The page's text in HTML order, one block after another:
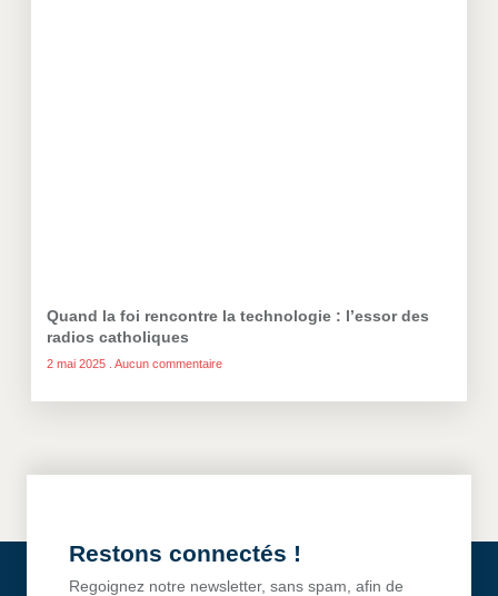
Quand la foi rencontre la technologie : l’essor des
radios catholiques
2 mai 2025 Aucun commentaire
Restons connectés !
Regoignez notre newsletter, sans spam, afin de